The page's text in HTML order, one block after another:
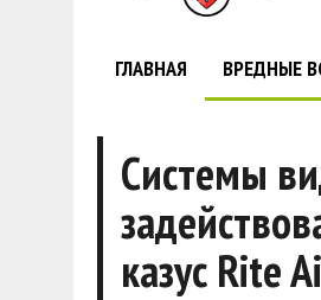
ГЛАВНАЯ ВРЕДНЫЕ
Системы
казус Rite